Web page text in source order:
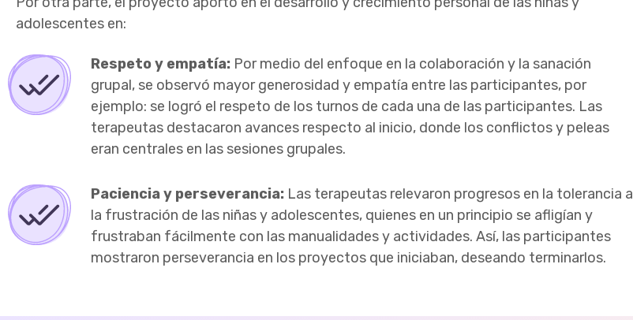
adolescentes en:
Respeto y empatía: Por medio del enfoque en la colaboración y la sanación
grupal, se observó mayor generosidad y empatía entre las participantes, por
ejemplo: se logró el respeto de los turnos de cada una de las participantes. Las
terapeutas destacaron avances respecto al inicio, donde los conflictos y peleas
eran centrales en las sesiones grupales.
Paciencia y perseverancia: Las terapeutas relevaron progresos en la tolerancia a
la frustración de las niñas y adolescentes, quienes en un principio se afligían y
frustraban fácilmente con las manualidades y actividades. Así, las participantes
mostraron perseverancia en los proyectos que iniciaban, deseando terminarlos.